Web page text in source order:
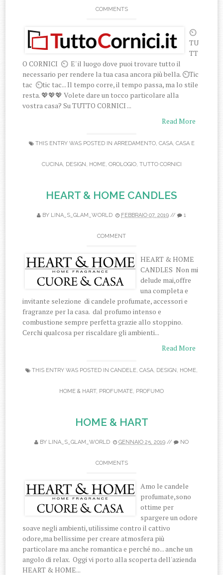
COMMENTS
⏲
TU
TT
O CORNICI ⏲ E' il luogo dove puoi trovare tutto il
necessario per rendere la tua casa ancora più bella. ⏲Tic
tac ⏲tic tac... Il tempo corre, il tempo passa, ma lo stile
resta. 💖💖💖 Volete dare un tocco particolare alla
vostra casa? Su TUTTO CORNICI ...
Read More
THIS ENTRY WAS POSTED IN ARREDAMENTO, CASA, CASA E
CUCINA, DESIGN, HOME, OROLOGIO, TUTTO CORNICI
HEART & HOME CANDLES
BY LINA_S_GLAM_WORLD FEBBRAIO 07, 2019 // 1
COMMENT
HEART & HOME
CANDLES Non mi
delude mai,offre
una completa e
invitante selezione di candele profumate, accessori e
fragranze per la casa. dal profumo intenso e
combustione sempre perfetta grazie allo stoppino.
Cerchi qualcosa per riscaldare gli ambienti...
Read More
THIS ENTRY WAS POSTED IN CANDELE, CASA, DESIGN, HOME,
HOME & HART, PROFUMATE, PROFUMO
HOME & HART
BY LINA_S_GLAM_WORLD GENNAIO 25, 2019 // NO
COMMENTS
Amo le candele
profumate,sono
ottime per
spargere un odore
soave negli ambienti, utilissime contro il cattivo
odore,ma bellissime per creare atmosfera più
particolare ma anche romantica e perché no... anche un
angolo di relax. Oggi vi porto alla scoperta dell'azienda
HEART & HOME...